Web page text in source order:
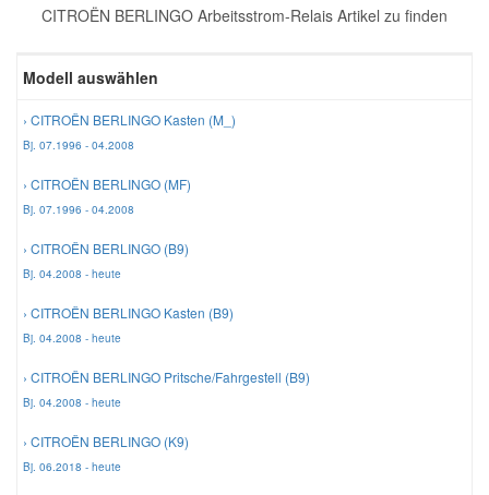
CITROËN BERLINGO Arbeitsstrom-Relais Artikel zu finden
Modell auswählen
› CITROËN BERLINGO Kasten (M_)
Bj. 07.1996 - 04.2008
› CITROËN BERLINGO (MF)
Bj. 07.1996 - 04.2008
› CITROËN BERLINGO (B9)
Bj. 04.2008 - heute
› CITROËN BERLINGO Kasten (B9)
Bj. 04.2008 - heute
› CITROËN BERLINGO Pritsche/Fahrgestell (B9)
Bj. 04.2008 - heute
› CITROËN BERLINGO (K9)
Bj. 06.2018 - heute
Winter-Autozubehör
Jeep Ersatzteile
Kia Ersatzteile
Lancia Ersatzteile